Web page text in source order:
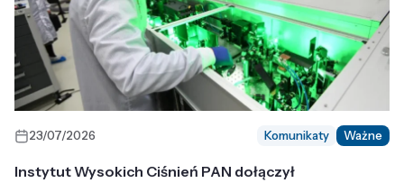
23/07/2026 Komunikaty Ważne
Instytut Wysokich Ciśnień PAN dołączył